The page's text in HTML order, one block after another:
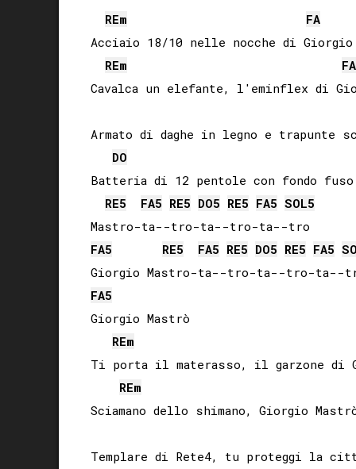
REm
FA
Acciaio 18/10 nelle nocche di Giorgio
REm
FA
Cavalca un elefante, l'eminflex di
Armato di daghe in legno e trapunte
DO
Batteria di 12 pentole con fondo
RE5 FA5 RE5 DO5 RE5 FA5 SOL5
FA5 RE5 FA5 RE5 DO5 RE5 FA5
FA5
Giorgio Mastrò
REm
Ti porta il materasso, il garzone di
REm
Sciamano dello shimano, Giorgio
Templare di Rete4, tu proteggi la